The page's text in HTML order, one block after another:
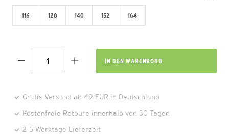
116 128 140 152 164
IN DEN WARENKORB
Gratis Versand ab 49 EUR in Deutschland
Kostenfreie Retoure innerhalb von 30 Tagen
2-5 Werktage Lieferzeit